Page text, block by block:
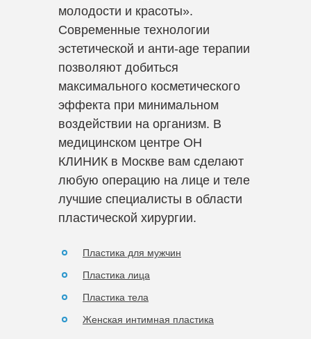
молодости и красоты».
Современные технологии
эстетической и анти-age терапии
позволяют добиться
максимального косметического
эффекта при минимальном
воздействии на организм. В
медицинском центре ОН
КЛИНИК в Москве вам сделают
любую операцию на лице и теле
лучшие специалисты в области
пластической хирургии.
Пластика для мужчин
Пластика лица
Пластика тела
Женская интимная пластика